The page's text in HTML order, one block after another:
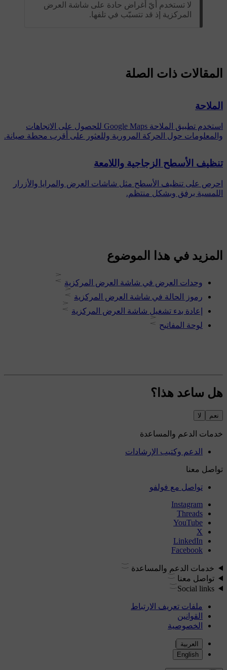
لا تستخدم أيّ أغراض حادة على شاشة العرض
المركزية إذ قد تتسبّب في تلفها.
المقالات ذات الصلة
الملاحة
استخدم تطبيق الملاحة ‏Google Maps للحصول على الاتجاهات
والمعلومات حول الحركة المرورية وللعثور على أقرب محطة صيانة.
تنظيف الأسطح الزجاجية واللامعة
احرص على تنظيف الأسطح مثل شاشات العرض والمرايا والأزرار
اللمسية برفق وبشكل منتظم.
المزيد في هذا الموضوع
وحدات العرض في شاشة العرض المركزية
رموز الحالة في شاشة العرض المركزية
إعادة بدء تشغيل شاشة العرض المركزية
لوحة المفاتيح
هل ساعد هذا؟
نعم لا